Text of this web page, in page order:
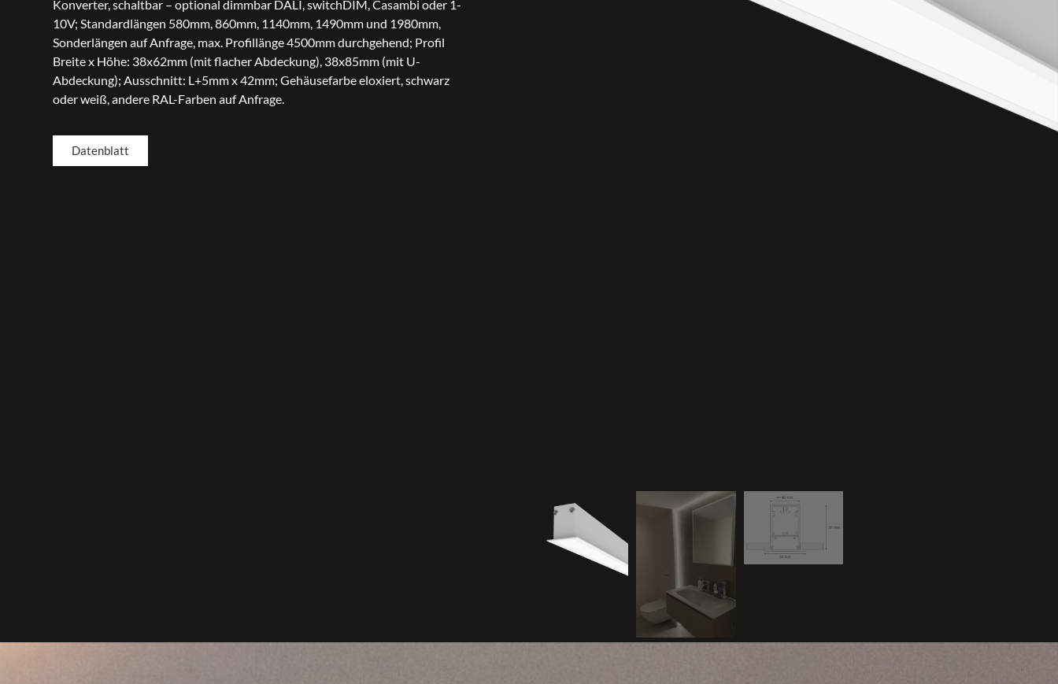
Konverter, schaltbar – optional dimmbar DALI, switchDIM, Casambi oder 1-
10V; Standardlängen 580mm, 860mm, 1140mm, 1490mm und 1980mm,
Sonderlängen auf Anfrage, max. Profillänge 4500mm durchgehend; Profil
Breite x Höhe: 38x62mm (mit flacher Abdeckung), 38x85mm (mit U-
Abdeckung); Ausschnitt: L+5mm x 42mm; Gehäusefarbe eloxiert, schwarz
oder weiß, andere RAL-Farben auf Anfrage.
Datenblatt